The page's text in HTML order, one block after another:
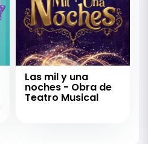
Las mil y una
noches - Obra de
Teatro Musical